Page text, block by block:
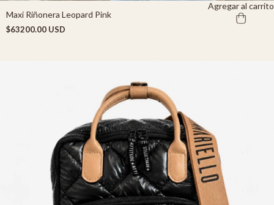
Maxi Riñonera Leopard Pink
$63200.00 USD
Agregar al carrito